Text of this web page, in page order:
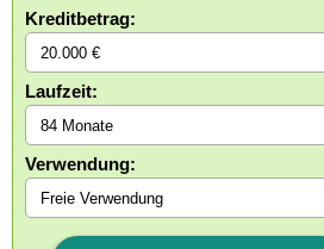
Kreditbetrag:
Laufzeit:
Verwendung: